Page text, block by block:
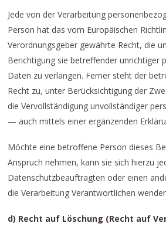
Jede von der Verarbeitung
Person hat das vom Europäischen
Verordnungsgeber gewährte Recht, die
Berichtigung sie betreffender unrichtiger
Daten zu verlangen. Ferner steht der
Recht zu, unter Berücksichtigung der
die Vervollständigung unvollständiger
— auch mittels einer ergänzenden
Möchte eine betroffene Person dieses
Anspruch nehmen, kann sie sich hierzu
Datenschutzbeauftragten oder einen
die Verarbeitung Verantwortlichen
d) Recht auf Löschung (Recht auf